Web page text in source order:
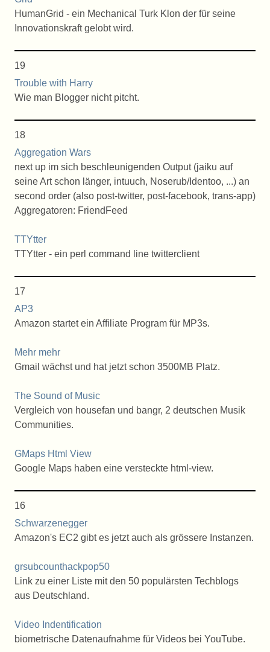
HumanGrid - ein Mechanical Turk Klon der für seine
Innovationskraft gelobt wird.
19
Trouble with Harry
Wie man Blogger nicht pitcht.
18
Aggregation Wars
next up im sich beschleunigenden Output (jaiku auf
seine Art schon länger, intuuch, Noserub/Identoo, ...) an
second order (also post-twitter, post-facebook, trans-app)
Aggregatoren: FriendFeed
TTYtter
TTYtter - ein perl command line twitterclient
17
AP3
Amazon startet ein Affiliate Program für MP3s.
Mehr mehr
Gmail wächst und hat jetzt schon 3500MB Platz.
The Sound of Music
Vergleich von housefan und bangr, 2 deutschen Musik
Communities.
GMaps Html View
Google Maps haben eine versteckte html-view.
16
Schwarzenegger
Amazon's EC2 gibt es jetzt auch als grössere Instanzen.
grsubcounthackpop50
Link zu einer Liste mit den 50 populärsten Techblogs
aus Deutschland.
Video Indentification
biometrische Datenaufnahme für Videos bei YouTube.